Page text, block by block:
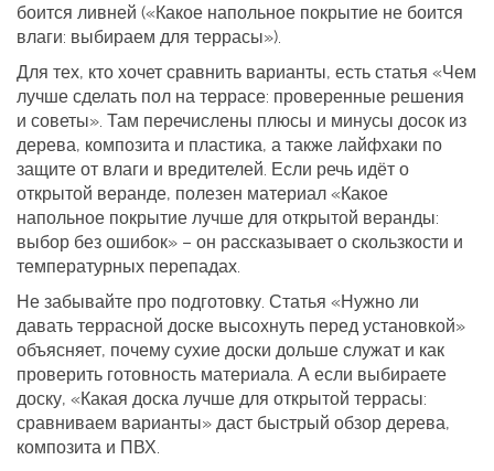
боится ливней («Какое напольное покрытие не боится
влаги: выбираем для террасы»).
Для тех, кто хочет сравнить варианты, есть статья «Чем
лучше сделать пол на террасе: проверенные решения
и советы». Там перечислены плюсы и минусы досок из
дерева, композита и пластика, а также лайфхаки по
защите от влаги и вредителей. Если речь идёт о
открытой веранде, полезен материал «Какое
напольное покрытие лучше для открытой веранды:
выбор без ошибок» – он рассказывает о скользкости и
температурных перепадах.
Не забывайте про подготовку. Статья «Нужно ли
давать террасной доске высохнуть перед установкой»
объясняет, почему сухие доски дольше служат и как
проверить готовность материала. А если выбираете
доску, «Какая доска лучше для открытой террасы:
сравниваем варианты» даст быстрый обзор дерева,
композита и ПВХ.